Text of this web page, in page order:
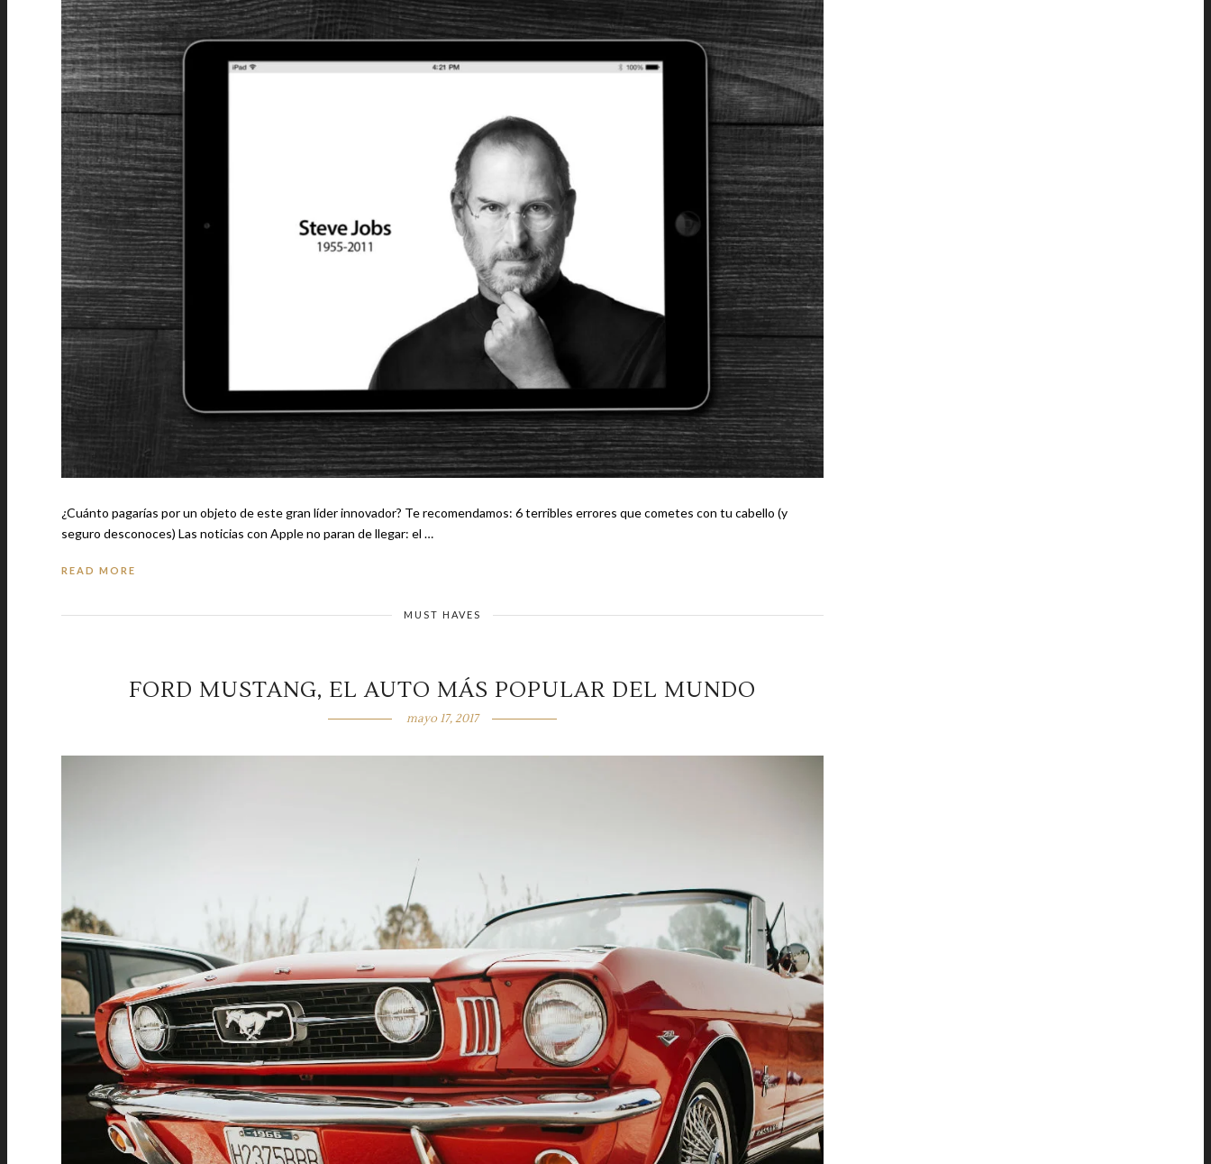
¿Cuánto pagarías por un objeto de este gran líder innovador? Te recomendamos: 6 terribles errores que cometes con tu cabello (y
seguro desconoces) Las noticias con Apple no paran de llegar: el …
READ MORE
MUST HAVES
FORD MUSTANG, EL AUTO MÁS POPULAR DEL MUNDO
mayo 17, 2017